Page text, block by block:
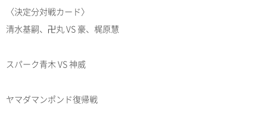
〈決定分対戦カード〉
清水基嗣、卍丸 VS 豪、梶原慧
スパーク青木 VS 神威
ヤマダマンポンド復帰戦